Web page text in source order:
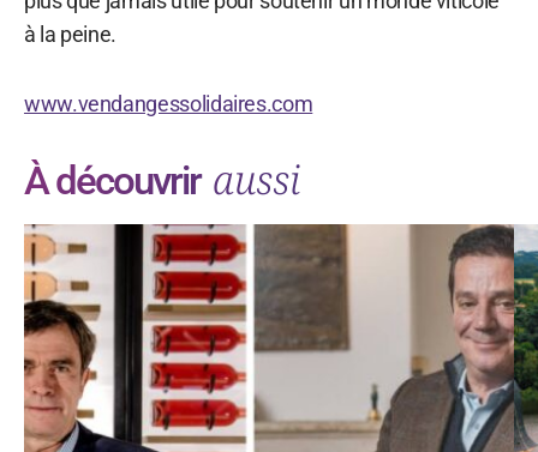
à la peine.
www.vendangessolidaires.com
À découvrir aussi